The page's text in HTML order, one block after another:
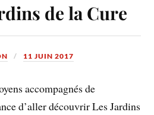
de la Cure
11 JUIN 2017
accompagnés de
d’aller découvrir Les Jardins